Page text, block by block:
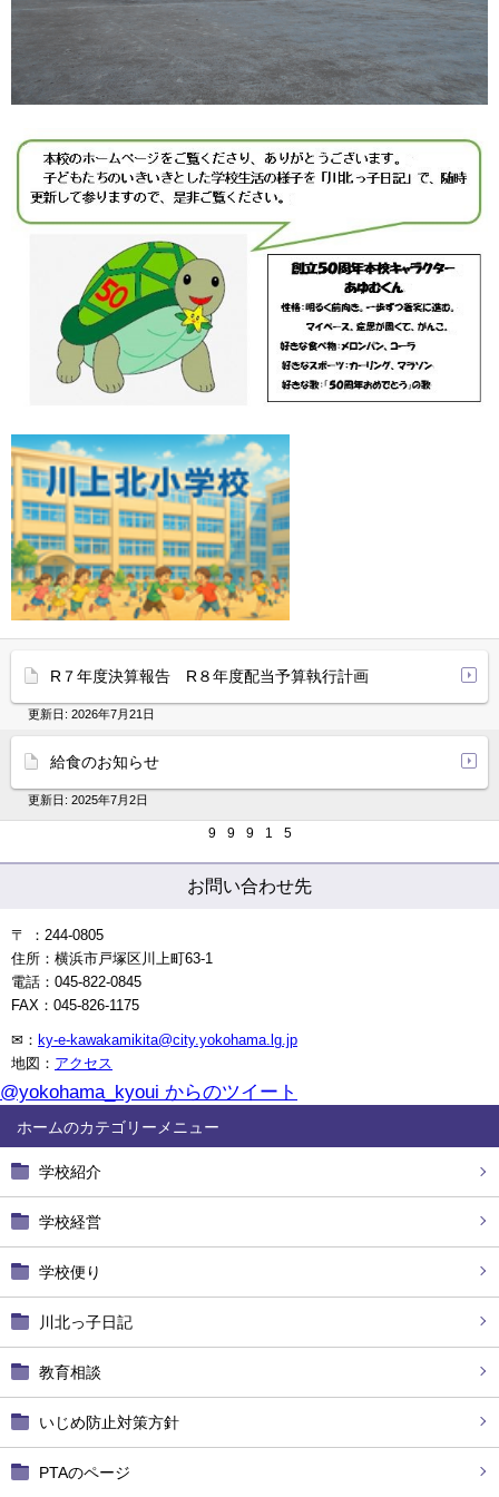
ホーム
学校紹介
学校経営
学校便り
川北っ子日記
教育相談
いじめ防止対策方針
PTAのページ
R７年度決算報告 R８年度配当予算執行計画
更新日: 2026年7月21日
給食のお知らせ
更新日: 2025年7月2日
9 9 9 1 5
お問い合わせ先
〒 ：244-0805
住所：横浜市戸塚区川上町63-1
電話：045-822-0845
FAX：045-826-1175
✉： ky-e-kawakamikita@city.yokohama.lg.jp
地図： アクセス
@yokohama_kyoui からのツイート